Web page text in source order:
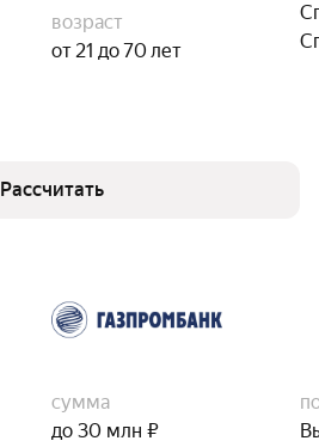
возраст
от 21 до 70 лет
Рассчитать
сумма
до 30 млн ₽